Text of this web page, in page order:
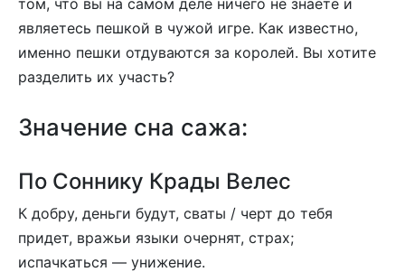
являетесь пешкой в чужой игре. Как известно,
именно пешки отдуваются за королей. Вы хотите
разделить их участь?
Значение сна сажа:
По Соннику Крады Велес
К добру, деньги будут, сваты / черт до тебя
придет, вражьи языки очернят, страх;
испачкаться — унижение.